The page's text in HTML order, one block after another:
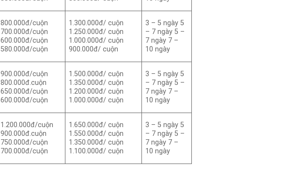
800.000đ/cuộn
700.000đ/cuộn
600.000đ/cuộn
580.000đ/cuộn
1.300.000đ/ cuộn
1.250.000đ/ cuộn
1.000.000đ/ cuộn
900.000đ/ cuộn
3 – 5 ngày 5
– 7 ngày 5 –
7 ngày 7 –
10 ngày
900.000đ/cuộn
800.000đ.cuộn
650.000đ/cuộn
600.000đ/cuộn
1.500.000đ/ cuộn
1.350.000đ/ cuộn
1.200.000đ/ cuộn
1.000.000đ/ cuộn
3 – 5 ngày 5
– 7 ngày 5 –
7 ngày 7 –
10 ngày
1.200.000đ/cuộn
900.000đ.cuộn
750.000đ/cuộn
700.000đ/cuộn
1.650.000đ/ cuộn
1.550.000đ/ cuộn
1.350.000đ/ cuộn
1.100.000đ/ cuộn
3 – 5 ngày 5
– 7 ngày 5 –
7 ngày 7 –
10 ngày